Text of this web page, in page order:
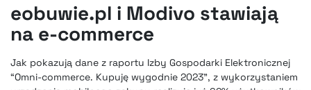
eobuwie.pl i Modivo stawiają
na e-commerce
Jak pokazują dane z raportu Izby Gospodarki Elektronicznej
“Omni-commerce. Kupuję wygodnie 2023”, z wykorzystaniem